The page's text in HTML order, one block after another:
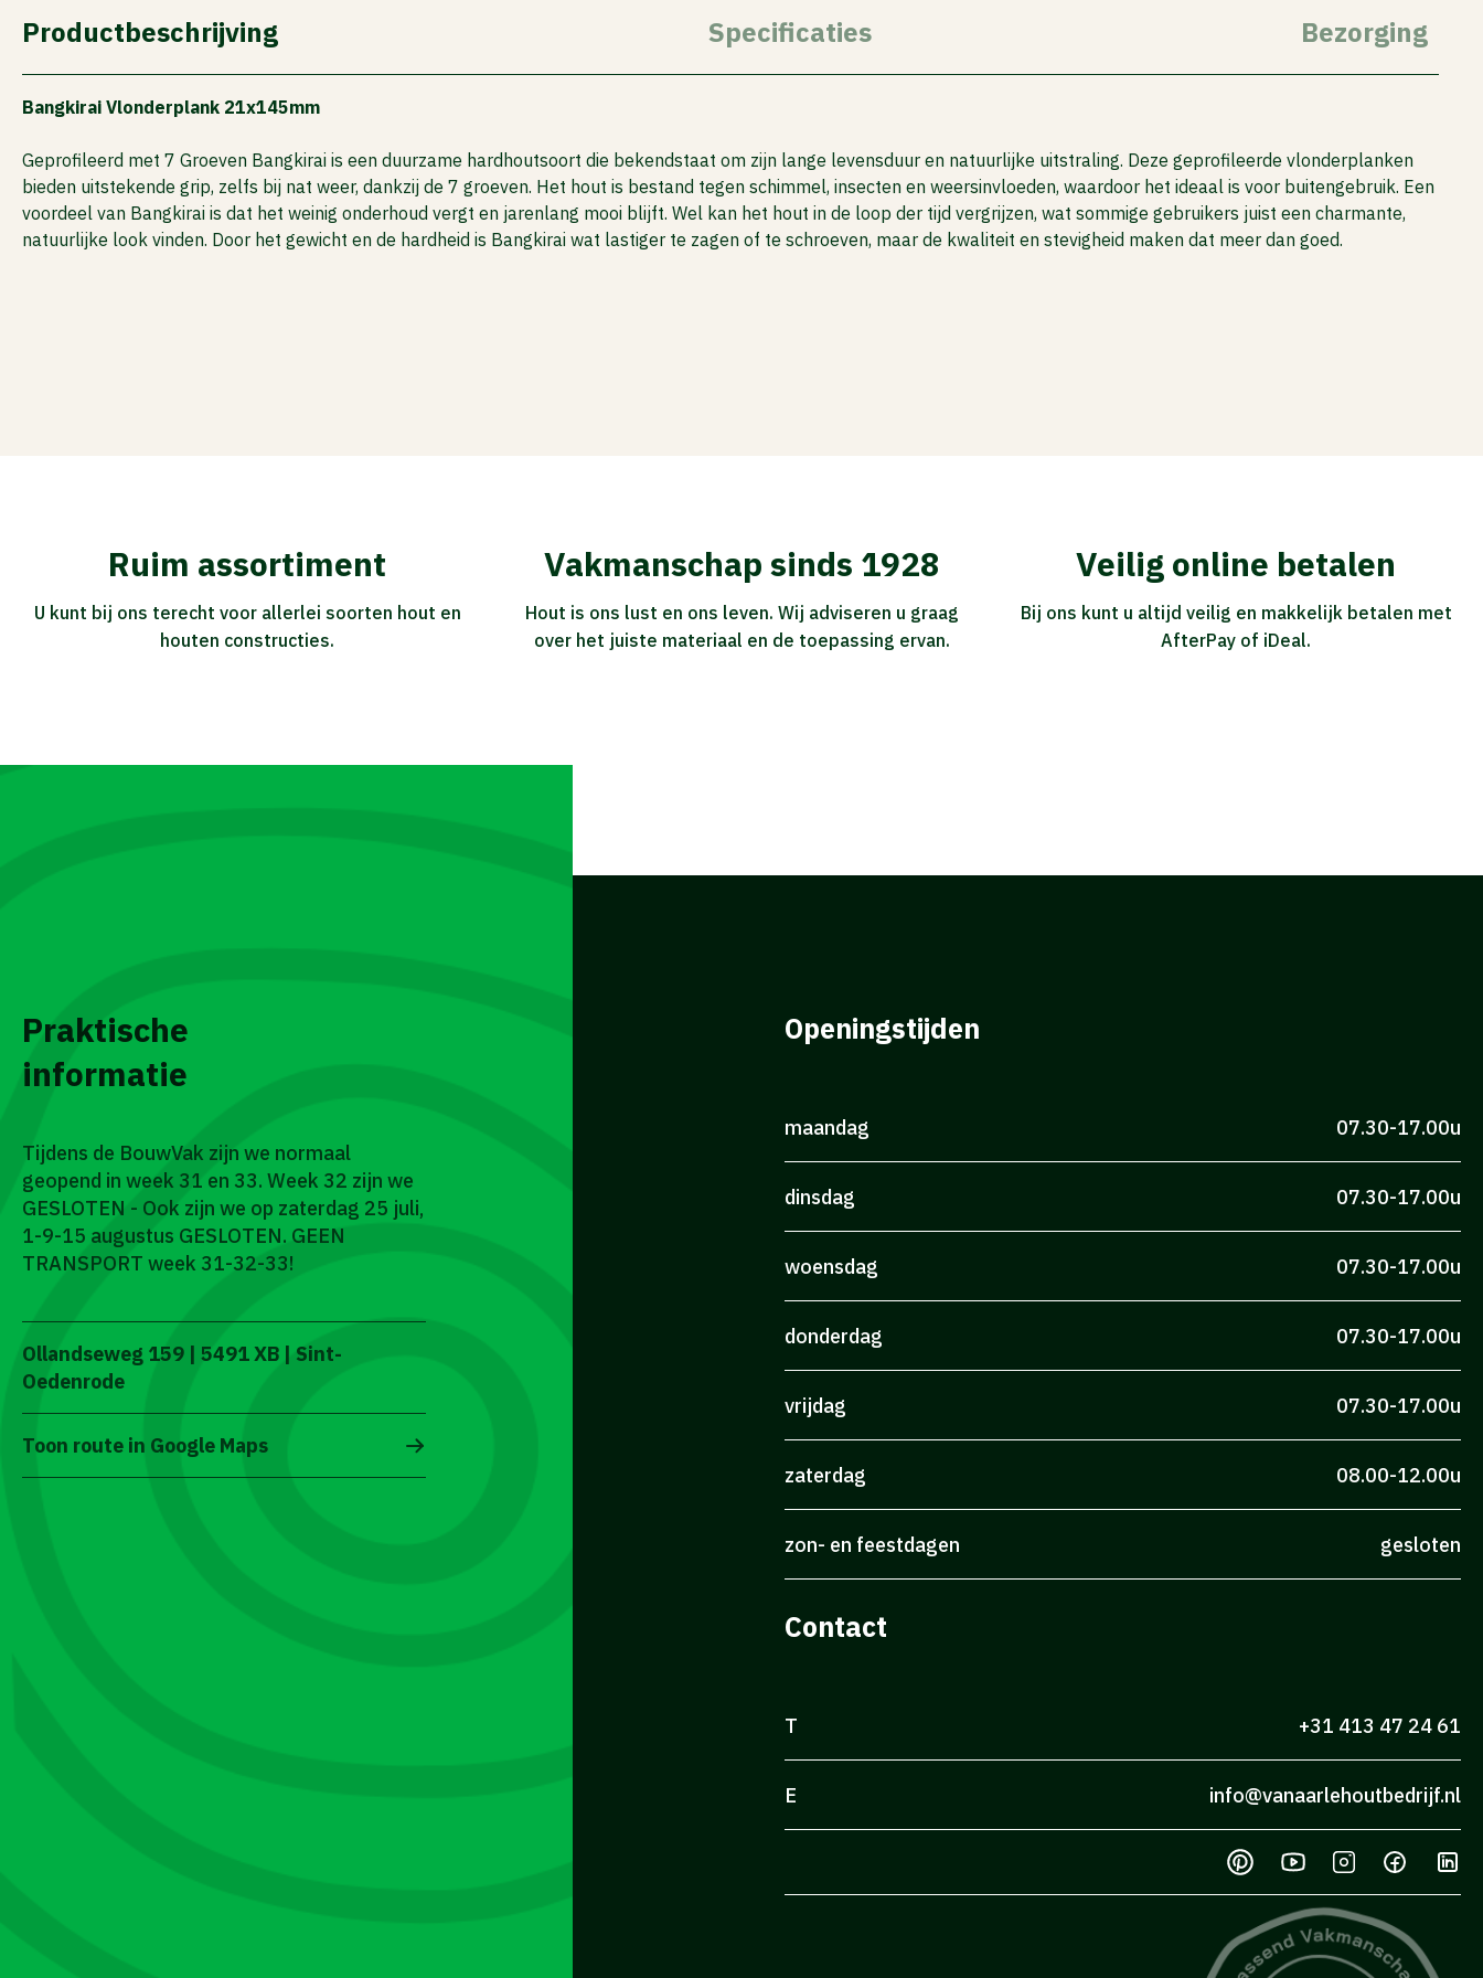
ACTIES
Productbeschrijving Specificaties Bezorging
Bangkirai Vlonderplank 21x145mm
Geprofileerd met 7 Groeven Bangkirai is een duurzame hardhoutsoort die bekendstaat om zijn lange levensduur en natuurlijke uitstraling. Deze geprofileerde vlonderplanken
bieden uitstekende grip, zelfs bij nat weer, dankzij de 7 groeven. Het hout is bestand tegen schimmel, insecten en weersinvloeden, waardoor het ideaal is voor buitengebruik. Een
voordeel van Bangkirai is dat het weinig onderhoud vergt en jarenlang mooi blijft. Wel kan het hout in de loop der tijd vergrijzen, wat sommige gebruikers juist een charmante,
natuurlijke look vinden. Door het gewicht en de hardheid is Bangkirai wat lastiger te zagen of te schroeven, maar de kwaliteit en stevigheid maken dat meer dan goed.
Ruim assortiment
U kunt bij ons terecht voor allerlei soorten hout en
houten constructies.
Vakmanschap sinds 1928
Hout is ons lust en ons leven. Wij adviseren u graag
over het juiste materiaal en de toepassing ervan.
Veilig online betalen
Bij ons kunt u altijd veilig en makkelijk betalen met
AfterPay of iDeal.
Praktische
informatie
Tijdens de BouwVak zijn we normaal
geopend in week 31 en 33. Week 32 zijn we
GESLOTEN - Ook zijn we op zaterdag 25 juli,
1-9-15 augustus GESLOTEN. GEEN
TRANSPORT week 31-32-33!
Ollandseweg 159 | 5491 XB | Sint-
Oedenrode
Toon route in Google Maps
Openingstijden
maandag 07.30-17.00u
dinsdag 07.30-17.00u
woensdag 07.30-17.00u
donderdag 07.30-17.00u
vrijdag 07.30-17.00u
zaterdag 08.00-12.00u
zon- en feestdagen gesloten
Contact
T +31 413 47 24 61
E info@vanaarlehoutbedrijf.nl